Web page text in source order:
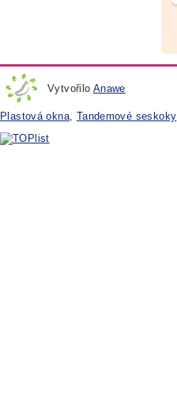
Vytvořilo Anawe
Plastová okna, Tandemové seskoky